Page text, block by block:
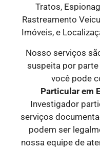
Tratos,
Rastreamento
Imóveis, e
Nosso serviços
suspeita por
você pode
Particular em
Investigador
serviços
podem ser
nossa equipe de